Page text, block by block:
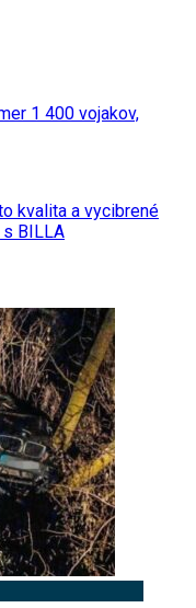
1 400 vojakov,
kvalita a vycibrené
BILLA